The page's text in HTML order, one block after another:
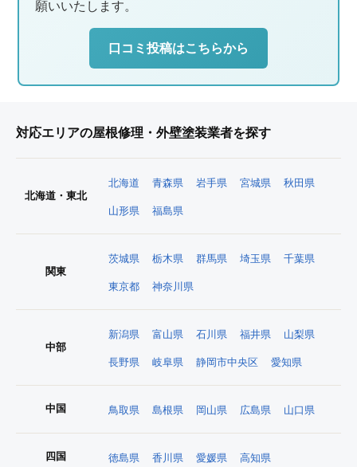
願いいたします。
口コミ投稿はこちらから
対応エリアの屋根修理・外壁塗装業者を探す
北海道・東北
北海道 青森県 岩手県 宮城県 秋田県
山形県 福島県
関東
茨城県 栃木県 群馬県 埼玉県 千葉県
東京都 神奈川県
中部
新潟県 富山県 石川県 福井県 山梨県
長野県 岐阜県 静岡市中央区 愛知県
中国 鳥取県 島根県 岡山県 広島県 山口県
四国 徳島県 香川県 愛媛県 高知県